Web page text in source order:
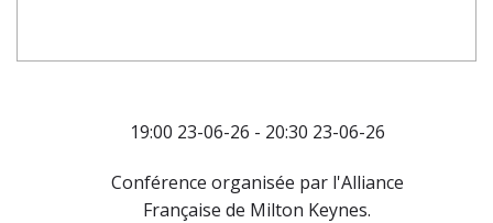
19:00 23-06-26 - 20:30 23-06-26
Conférence organisée par l'Alliance
Française de Milton Keynes.